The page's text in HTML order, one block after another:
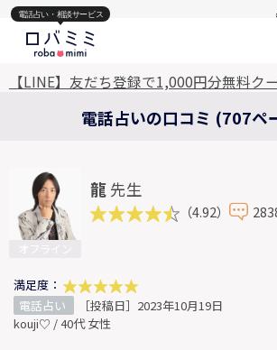
電話占い・相談サービス
【LINE】友だち登録で1,000円分無料
電話占いの口コミ (707ペ
龍 先生
（4.92）
満足度：
電話占い
［投稿日］2023年10月19日
kouji♡ / 40代 女性